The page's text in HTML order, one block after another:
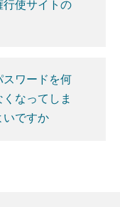
使サイトの
ワードを何
なってしま
いですか